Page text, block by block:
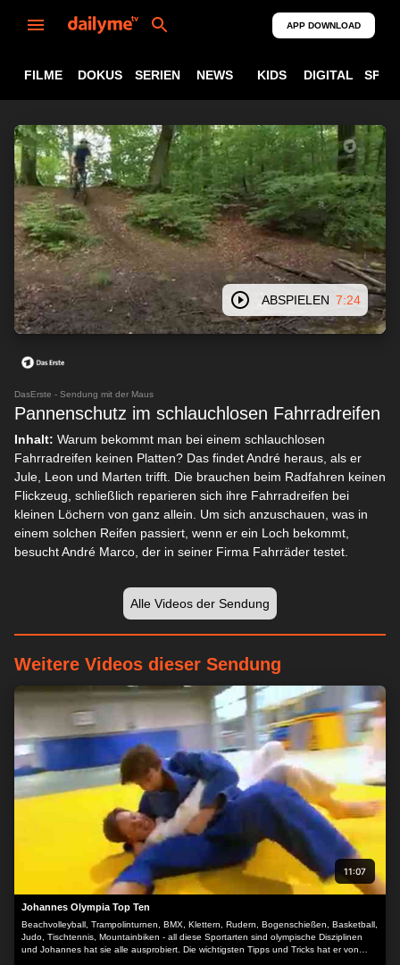
APP DOWNLOAD
FILME DOKUS SERIEN NEWS KIDS DIGITAL
ABSPIELEN 7:24
DasErste - Sendung mit der Maus
Pannenschutz im schlauchlosen Fahrradreifen
Inhalt: Warum bekommt man bei einem schlauchlosen
Fahrradreifen keinen Platten? Das findet André heraus, als er
Jule, Leon und Marten trifft. Die brauchen beim Radfahren keinen
Flickzeug, schließlich reparieren sich ihre Fahrradreifen bei
kleinen Löchern von ganz allein. Um sich anzuschauen, was in
einem solchen Reifen passiert, wenn er ein Loch bekommt,
besucht André Marco, der in seiner Firma Fahrräder testet.
Alle Videos der Sendung
Weitere Videos dieser Sendung
11:07
Johannes Olympia Top Ten
Beachvolleyball, Trampolinturnen, BMX, Klettern, Rudern, Bogenschießen, Basketball,
Judo, Tischtennis, Mountainbiken - all diese Sportarten sind olympische Disziplinen
und Johannes hat sie alle ausprobiert. Die wichtigsten Tipps und Tricks hat er von